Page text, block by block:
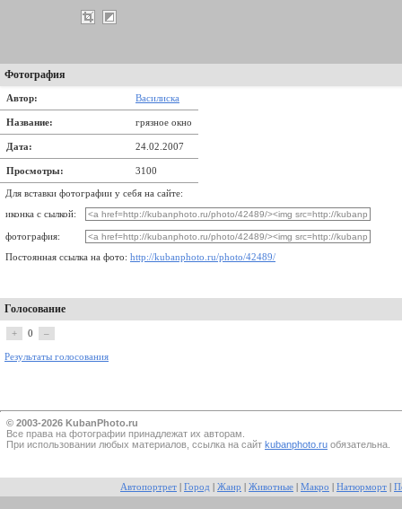
Фотография
Автор: Василиска
Название: грязное окно
Дата: 24.02.2007
Просмотры: 3100
Для вставки фотографии у себя на сайте:
иконка с сылкой:
фотография:
Постоянная ссылка на фото: http://kubanphoto.ru/photo/42489/
Голосование
+ 0 –
Результаты голосования
© 2003-2026 KubanPhoto.ru
Все прaва на фотографии принадлежат их авторам.
При использовании любых материалов, ссылка на сайт kubanphoto.ru обязательна.
Автопортрет Город Жанр Животные Макро Натюрморт